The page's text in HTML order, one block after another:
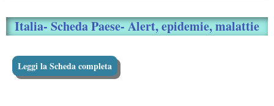
Italia- Scheda Paese- Alert, epidemie, malattie
Leggi la Scheda completa